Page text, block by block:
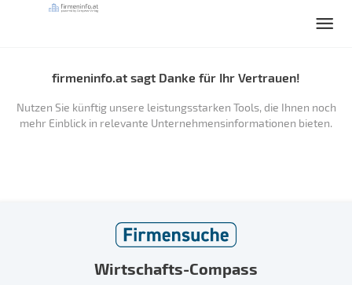
firmeninfo.at sagt Danke für Ihr Vertrauen!
Nutzen Sie künftig unsere leistungsstarken Tools, die Ihnen noch
mehr Einblick in relevante Unternehmensinformationen bieten.
Wirtschafts-Compass